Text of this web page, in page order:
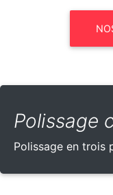
Polissage
Polissage en trois